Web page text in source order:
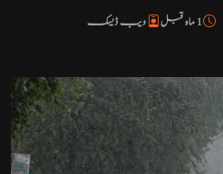
1 ماہ قبل ویب ڈیسک